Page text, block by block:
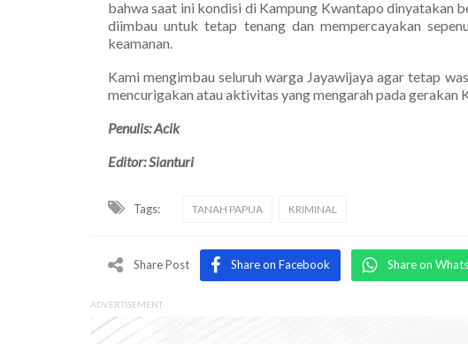
bahwa saat ini kondisi di Kampung Kwantapo dinyatakan
diimbau untuk tetap tenang dan mempercayakan
keamanan.
Kami mengimbau seluruh warga Jayawijaya agar tetap
mencurigakan atau aktivitas yang mengarah pada gerakan
Penulis: Acik
Editor: Sianturi
Tags: TANAH PAPUA KRIMINAL
Share Post Share on Facebook Share on
ADVERTISEMENT